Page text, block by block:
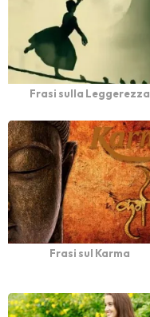
Frasi sulla Leggerezza
Frasi sul Karma